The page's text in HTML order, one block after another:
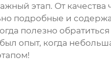
этап. От
подробные и
полезно
опыт, когда